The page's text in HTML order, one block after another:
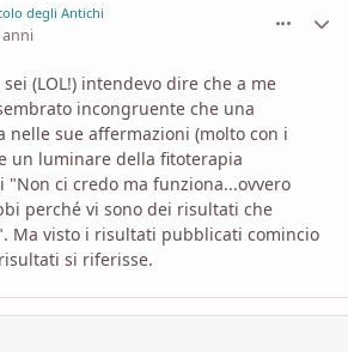
degli Antichi
anni
(LOL!) intendevo dire che a me
incongruente che una
nelle sue affermazioni (molto con i
un luminare della fitoterapia
"Non ci credo ma funziona...ovvero
perché vi sono dei risultati che
Ma visto i risultati pubblicati comincio
si riferisse.